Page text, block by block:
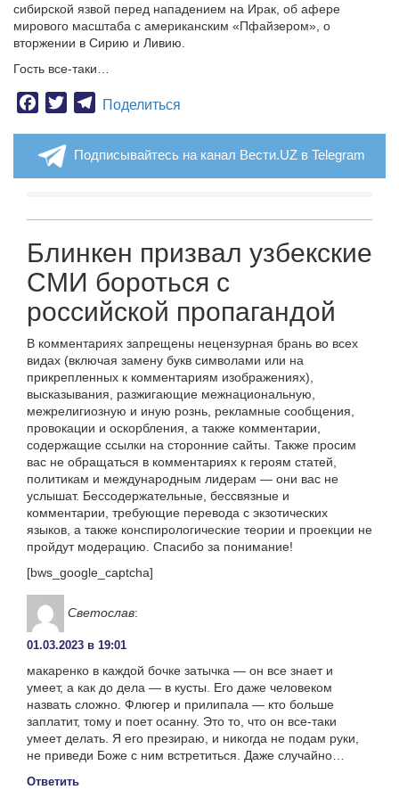
сибирской язвой перед нападением на Ирак, об афере
мирового масштаба с американским «Пфайзером», о
вторжении в Сирию и Ливию.
Гость все-таки…
Facebook
TwitterTelegram
Поделиться
Подписывайтесь на канал Вести.UZ в Telegram
Блинкен призвал узбекские
СМИ бороться с
российской пропагандой
В комментариях запрещены нецензурная брань во всех
видах (включая замену букв символами или на
прикрепленных к комментариям изображениях),
высказывания, разжигающие межнациональную,
межрелигиозную и иную рознь, рекламные сообщения,
провокации и оскорбления, а также комментарии,
содержащие ссылки на сторонние сайты. Также просим
вас не обращаться в комментариях к героям статей,
политикам и международным лидерам — они вас не
услышат. Бессодержательные, бессвязные и
комментарии, требующие перевода с экзотических
языков, а также конспирологические теории и проекции не
пройдут модерацию. Спасибо за понимание!
[bws_google_captcha]
Светослав:
01.03.2023 в 19:01
макаренко в каждой бочке затычка — он все знает и
умеет, а как до дела — в кусты. Его даже человеком
назвать сложно. Флюгер и прилипала — кто больше
заплатит, тому и поет осанну. Это то, что он все-таки
умеет делать. Я его презираю, и никогда не подам руки,
не приведи Боже с ним встретиться. Даже случайно…
Ответить